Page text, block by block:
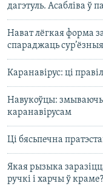
дагэтуль. Асабліва ў
Нават лёгкая форма
спараджаць
Каранавірус: ці
Навукоўцы:
каранавірусам
Ці бясьпечна
Якая рызыка
ручкі і харчы ў краме?